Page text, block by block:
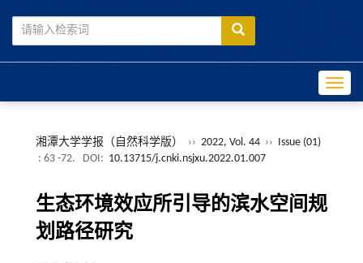
湘潭大学学报（自然科学版） ›› 2022, Vol. 44 ›› Issue (01)
: 63 -72.
DOI: 10.13715/j.cnki.nsjxu.2022.01.007
生态环境效应所引导的滨水空间规
划路径研究